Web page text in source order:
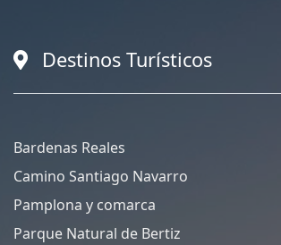
Destinos Turísticos
Bardenas Reales
Camino Santiago Navarro
Pamplona y comarca
Parque Natural de Bertiz